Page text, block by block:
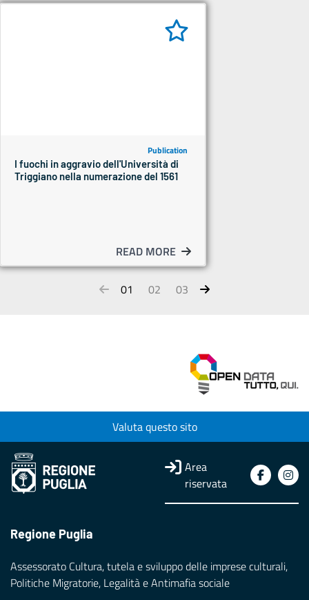
Publication
I fuochi in aggravio dell'Università di
Triggiano nella numerazione del 1561
READ MORE
01 02 03
Valuta questo sito
Area
riservata
Regione Puglia
Assessorato Cultura, tutela e sviluppo delle imprese culturali,
Politiche Migratorie, Legalità e Antimafia sociale